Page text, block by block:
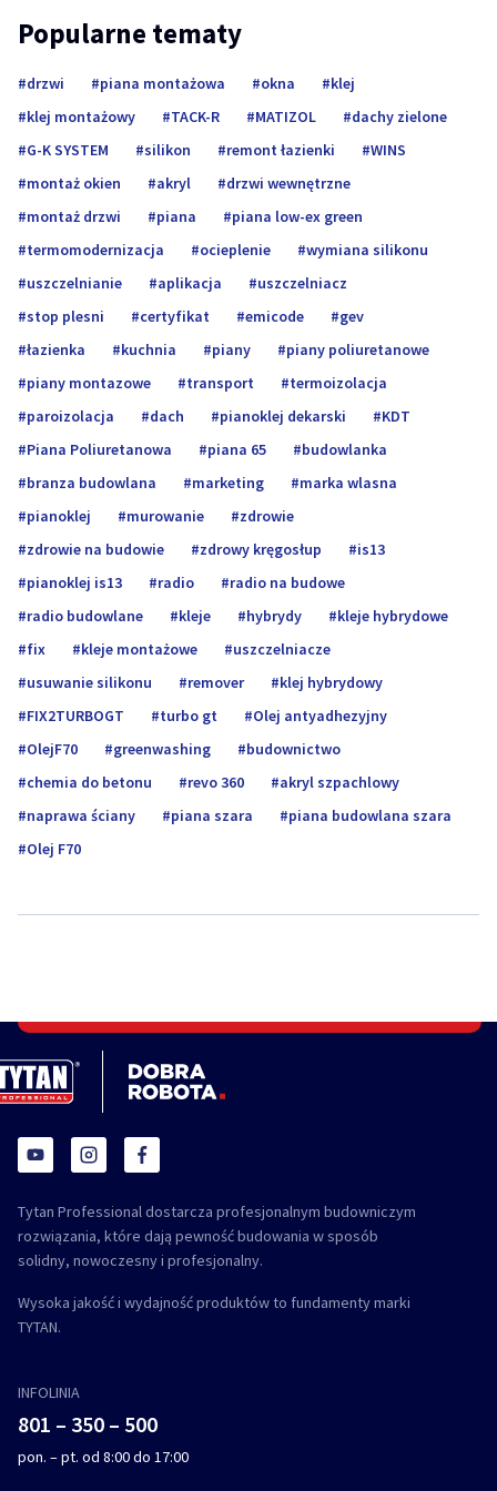
Popularne tematy
drzwi piana montażowa okna
klej
klej montażowy
TACK-R MATIZOL
dachy zielone
G-K SYSTEM
silikon remont łazienki
WINS
montaż okien
akryl
drzwi wewnętrzne
montaż drzwi
piana
piana low-ex green
termomodernizacja
ocieplenie
wymiana silikonu
uszczelnianie
aplikacja
uszczelniacz
stop plesni
certyfikat emicode
gev
łazienka
kuchnia piany
piany poliuretanowe
piany montazowe
transport
termoizolacja
paroizolacja
dach pianoklej dekarski
KDT
Piana Poliuretanowa
piana 65
budowlanka
branza budowlana
marketing
marka wlasna
pianoklej
murowanie
zdrowie
zdrowie na budowie
zdrowy kręgosłup
is13
pianoklej is13
radio
radio na budowe
radio budowlane
kleje hybrydy
kleje hybrydowe
fix
kleje montażowe
uszczelniacze
usuwanie silikonu
remover
klej hybrydowy
FIX2TURBOGT
turbo gt
Olej antyadhezyjny
OlejF70
greenwashing
budownictwo
chemia do betonu
revo 360
akryl szpachlowy
naprawa ściany
piana szara
piana budowlana szara
Olej F70
Tytan Professional dostarcza profesjonalnym budowniczym
rozwiązania, które dają pewność budowania w sposób
solidny, nowoczesny i profesjonalny.
Wysoka jakość i wydajność produktów to fundamenty marki
TYTAN.
INFOLINIA
801 – 350 – 500
pon. – pt. od 8:00 do 17:00